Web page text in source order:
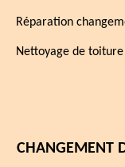
Réparation
Nettoyage de
CHANGEMENT